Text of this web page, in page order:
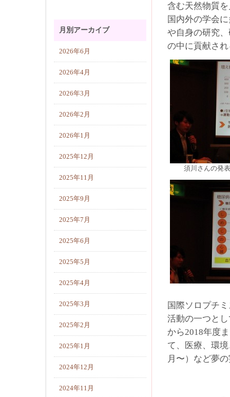
含む天然物質
国内外の学会
や自身の研究
の中に貢献さ
須川さんの発
国際ソロプチ
活動の一つと
から2018年度
て、医療、環
月〜）など夢
月別アーカイブ
2026年6月
2026年4月
2026年3月
2026年2月
2026年1月
2025年12月
2025年11月
2025年9月
2025年7月
2025年6月
2025年5月
2025年4月
2025年3月
2025年2月
2025年1月
2024年12月
2024年11月